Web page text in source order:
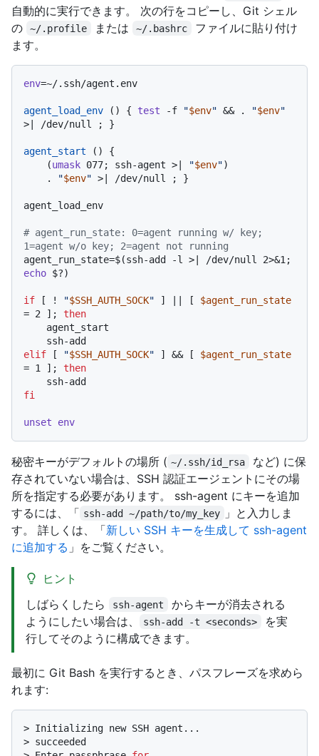
自動的に実行できます。 次の行をコピーし、Git シェル
の
~/.profile または ~/.bashrc
ファイルに貼り付け
ます。
env=~/.ssh/agent.env
agent_load_env () { test -f "$env" && . "$env"
>| /dev/null ; }
agent_start () {
    (
umask 077; ssh-agent >| "$env")
    .
"$env" >| /dev/null ; }
agent_load_env
# agent_run_state: 0=agent running w/ key;
1=agent w/o key; 2=agent not running
echo $?)
if [ ! "$SSH_AUTH_SOCK" ] || [ $agent_run_state
= 2 ]; then
elif [ "$SSH_AUTH_SOCK" ] && [ $agent_run_state
= 1 ]; then
fi
unset env
秘密キーがデフォルトの場所 ( ~/.ssh/id_rsa
など) に保
存されていない場合は、SSH 認証エージェントにその場
所を指定する必要があります。 ssh-agent にキーを追加
するには、「 ssh-add ~/path/to/my_key
」と入力しま
す。 詳しくは、「新しい SSH キーを生成して ssh-agent
に追加する 」をご覧ください。
ヒント
しばらくしたら
ssh-agent
からキーが消去される
ようにしたい場合は、
ssh-add -t <seconds>
を実
行してそのように構成できます。
最初に Git Bash を実行するとき、パスフレーズを求めら
れます:
> Initializing new SSH agent...
> succeeded